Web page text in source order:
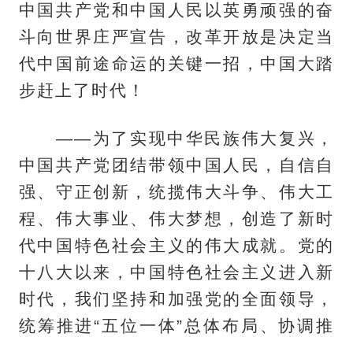
中国共产党和中国人民以英勇顽强的奋
斗向世界庄严宣告，改革开放是决定当
代中国前途命运的关键一招，中国大踏
步赶上了时代！
——为了实现中华民族伟大复兴，
中国共产党团结带领中国人民，自信自
强、守正创新，统揽伟大斗争、伟大工
程、伟大事业、伟大梦想，创造了新时
代中国特色社会主义的伟大成就。党的
十八大以来，中国特色社会主义进入新
时代，我们坚持和加强党的全面领导，
统筹推进“五位一体”总体布局、协调推